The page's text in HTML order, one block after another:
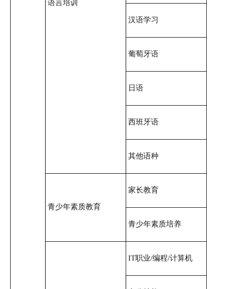
语言培训
汉语学习
葡萄牙语
日语
西班牙语
其他语种
青少年素质教育
家长教育
青少年素质培养
IT职业/编程/计算机